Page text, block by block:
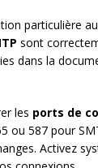
particulière
sont
dans la
les ports de
ou 587 pour
Activez